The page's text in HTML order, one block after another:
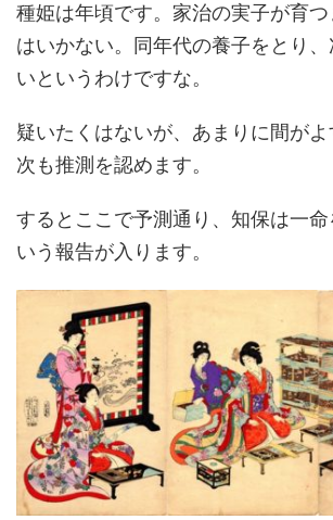
種姫は年頃です。家治の実子が育
はいかない。同年代の養子をとり
いというわけですな。
疑いたくはないが、あまりに間が
次も推測を認めます。
するとここで予測通り、知保は一命
いう報告が入ります。